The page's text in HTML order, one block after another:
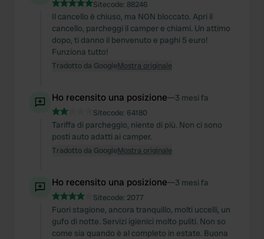
Sitecode: 88246
Il cancello è chiuso, ma NON bloccato. Apri il
cancello, parcheggi il camper e chiami. Un attimo
dopo, ti danno il benvenuto e paghi 5 euro!
Funziona tutto!
Tradotto da GoogleMostra originale
Ho recensito una posizione—3 mesi fa
Sitecode: 64180
Tariffa di parcheggio, niente di più. Non ci sono
posti auto adatti ai camper.
Tradotto da GoogleMostra originale
Ho recensito una posizione—3 mesi fa
Sitecode: 2077
Fuori stagione, ancora tranquillo, molti uccelli, un
gufo di notte. Servizi igienici molto puliti. Non so
come sia quando è al completo in estate. Buona